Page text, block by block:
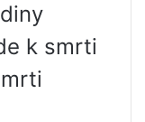
k smrti